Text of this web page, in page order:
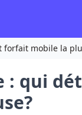
mobile la
: qui